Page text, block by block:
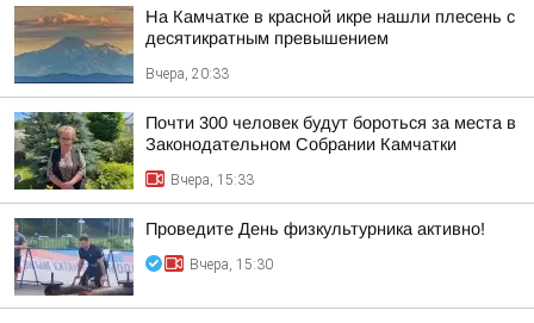
На Камчатке в красной икре нашли плесень с
десятикратным превышением
Вчера, 20:33
Почти 300 человек будут бороться за места в
Законодательном Собрании Камчатки
Вчера, 15:33
Проведите День физкультурника активно!
Вчера, 15:30